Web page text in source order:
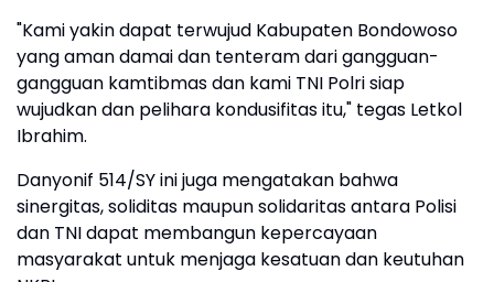
"Kami yakin dapat terwujud Kabupaten Bondowoso
yang aman damai dan tenteram dari gangguan-
gangguan kamtibmas dan kami TNI Polri siap
wujudkan dan pelihara kondusifitas itu," tegas Letkol
Ibrahim.
Danyonif 514/SY ini juga mengatakan bahwa
sinergitas, soliditas maupun solidaritas antara Polisi
dan TNI dapat membangun kepercayaan
masyarakat untuk menjaga kesatuan dan keutuhan